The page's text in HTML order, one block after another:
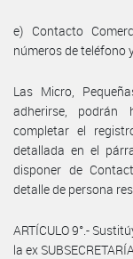
e) Contacto
números de teléfono
Las Micro,
adherirse, podrán
completar el
detallada en el
disponer de
detalle de persona
ARTÍCULO 9°.-
la ex